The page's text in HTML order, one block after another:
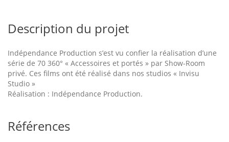
Description du projet
Indépendance Production s’est vu confier la réalisation d’une
série de 70 360° « Accessoires et portés » par Show-Room
privé. Ces films ont été réalisé dans nos studios « Invisu
Studio »
Réalisation : Indépendance Production.
Références